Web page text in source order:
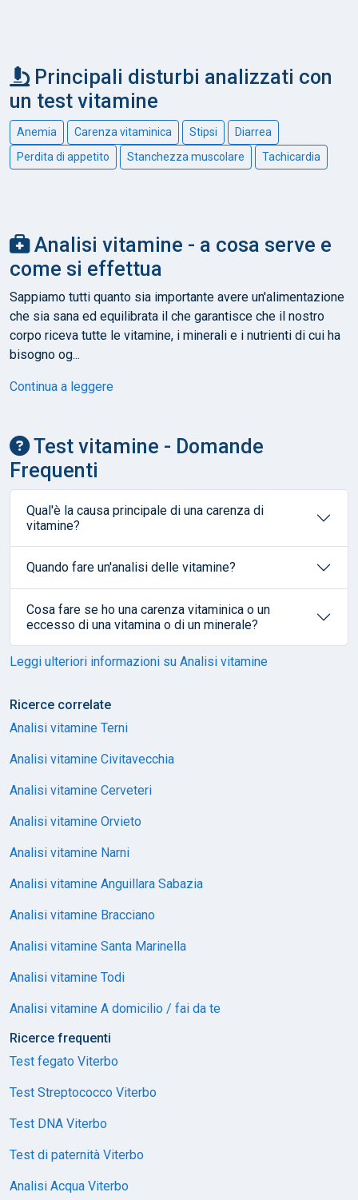
Principali disturbi analizzati con
un test vitamine
Anemia Carenza vitaminica Stipsi
Diarrea
Perdita di appetito
Stanchezza muscolare Tachicardia
Analisi vitamine - a cosa serve e
come si effettua
Sappiamo tutti quanto sia importante avere un'alimentazione
che sia sana ed equilibrata il che garantisce che il nostro
corpo riceva tutte le vitamine, i minerali e i nutrienti di cui ha
bisogno og...
Continua a leggere
Test vitamine - Domande
Frequenti
Qual'è la causa principale di una carenza di
vitamine?
Quando fare un'analisi delle vitamine?
Cosa fare se ho una carenza vitaminica o un
eccesso di una vitamina o di un minerale?
Leggi ulteriori informazioni su Analisi vitamine
Ricerce correlate
Analisi vitamine Terni
Analisi vitamine Civitavecchia
Analisi vitamine Cerveteri
Analisi vitamine Orvieto
Analisi vitamine Narni
Analisi vitamine Anguillara Sabazia
Analisi vitamine Bracciano
Analisi vitamine Santa Marinella
Analisi vitamine Todi
Analisi vitamine A domicilio / fai da te
Ricerce frequenti
Test fegato Viterbo
Test Streptococco Viterbo
Test DNA Viterbo
Test di paternità Viterbo
Analisi Acqua Viterbo